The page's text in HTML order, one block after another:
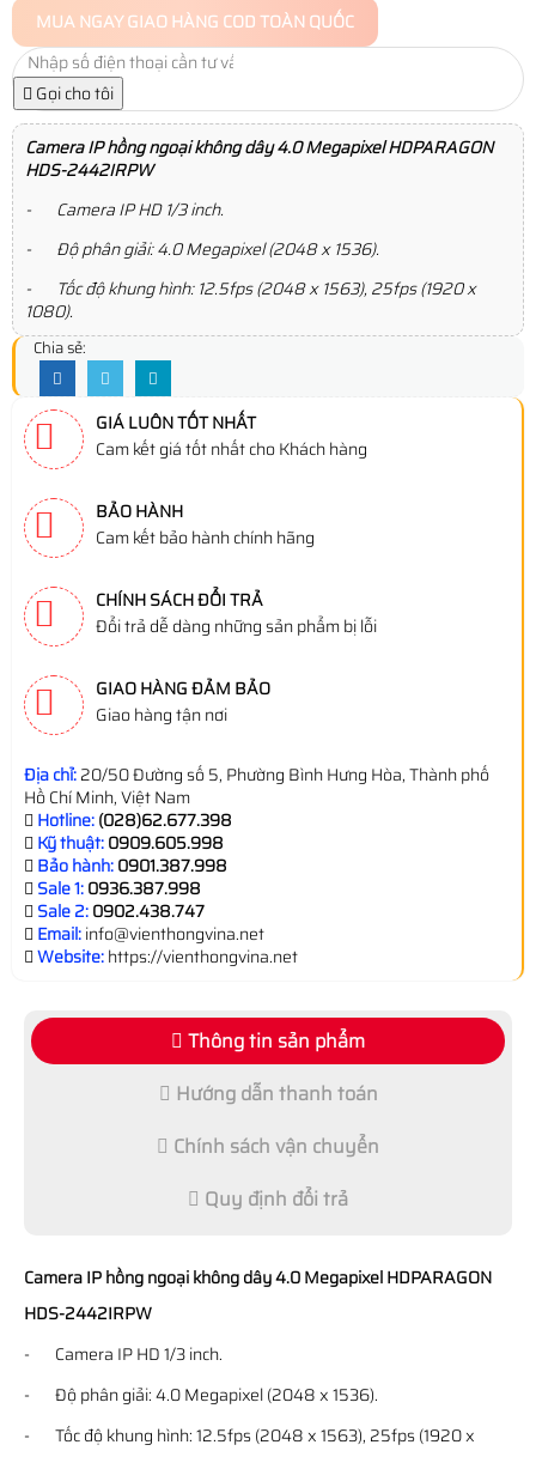
MUA NGAYGIAO HÀNG COD TOÀN QUỐC
Gọi cho tôi
Camera IP hồng ngoại không dây 4.0 Megapixel HDPARAGON
HDS-2442IRPW
- Camera IP HD 1/3 inch.
- Độ phân giải: 4.0 Megapixel (2048 x 1536).
- Tốc độ khung hình: 12.5fps (2048 x 1563), 25fps (1920 x
1080).
Chia sẻ:
GIÁ LUÔN TỐT NHẤT
Cam kết giá tốt nhất cho Khách hàng
BẢO HÀNH
Cam kết bảo hành chính hãng
CHÍNH SÁCH ĐỔI TRẢ
Đổi trả dễ dàng những sản phẩm bị lỗi
GIAO HÀNG ĐẢM BẢO
Giao hàng tận nơi
Địa chỉ:20/50 Đường số 5, Phường Bình Hưng Hòa, Thành phố
Hồ Chí Minh, Việt Nam
Hotline:(028)62.677.398
Kỹ thuật:0909.605.998
Bảo hành:0901.387.998
Sale 1:0936.387.998
Sale 2:0902.438.747
Email:info@vienthongvina.net
Website:https://vienthongvina.net
Thông tin sản phẩm
Hướng dẫn thanh toán
Chính sách vận chuyển
Quy định đổi trả
Camera IP hồng ngoại không dây 4.0 Megapixel HDPARAGON
HDS-2442IRPW
- Camera IP HD 1/3 inch.
- Độ phân giải: 4.0 Megapixel (2048 x 1536).
- Tốc độ khung hình: 12.5fps (2048 x 1563), 25fps (1920 x